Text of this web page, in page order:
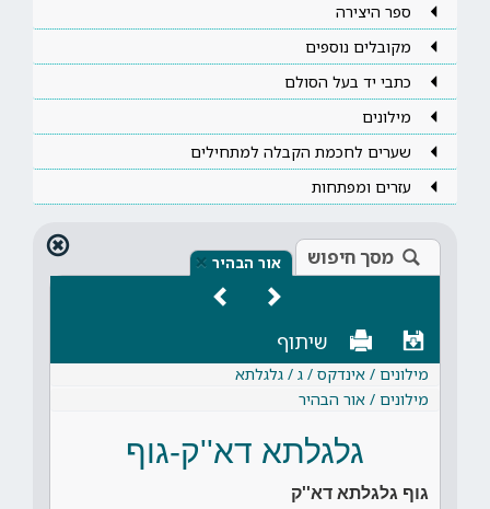
ספר היצירה
מקובלים נוספים
כתבי יד בעל הסולם
מילונים
שערים לחכמת הקבלה למתחילים
עזרים ומפתחות
מסך חיפוש אור הבהיר ×
שיתוף
מילונים / אינדקס / ג / גלגלתא
מילונים / אור הבהיר
גלגלתא דא''ק-גוף
גוף גלגלתא דא''ק